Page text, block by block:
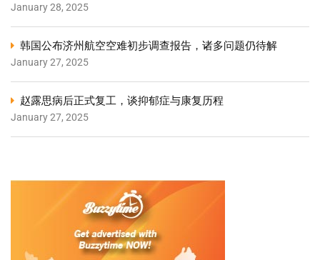
January 28, 2025
韩国公布济州航空空难初步调查报告，诸多问题仍待解
January 27, 2025
赵露思病后正式复工，谈抑郁症与康复历程
January 27, 2025